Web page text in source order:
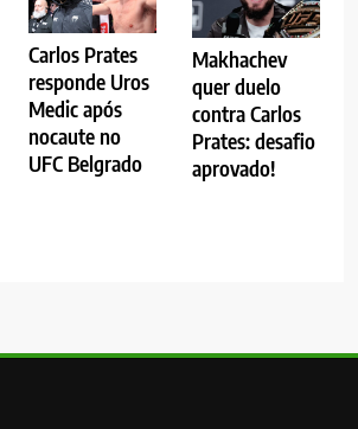
Carlos Prates
responde Uros
Medic após
nocaute no
UFC Belgrado
Makhachev
quer duelo
contra Carlos
Prates: desafio
aprovado!